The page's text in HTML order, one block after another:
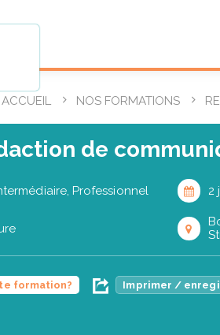
ACCUEIL NOS FORMATIONS
de
Professionnel 2
formation? Imprimer /